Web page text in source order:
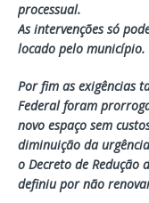
processual.
As intervenções só
locado pelo município.
Por fim as exigências
Federal foram
novo espaço sem
diminuição da
o Decreto de Redução
definiu por não